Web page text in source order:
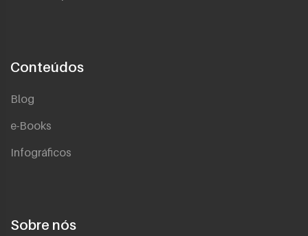
Conteúdos
Blog
e-Books
Infográficos
Sobre nós